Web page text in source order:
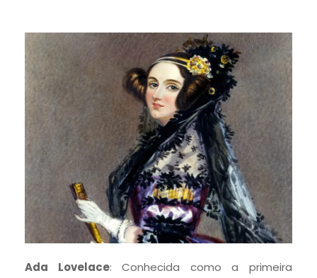
Ada Lovelace: Conhecida como a primeira